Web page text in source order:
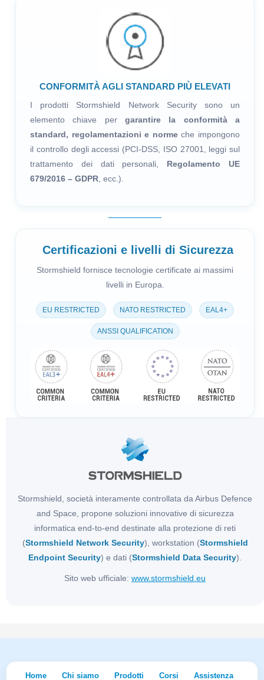
CONFORMITÀ AGLI STANDARD PIÙ ELEVATI
I prodotti Stormshield Network Security sono un
elemento chiave per garantire la conformità a
standard, regolamentazioni e normeche impongono
il controllo degli accessi (PCI-DSS, ISO 27001, leggi sul
trattamento dei dati personali, Regolamento UE
679/2016 – GDPR , ecc.).
Certificazioni e livelli di Sicurezza
Stormshield fornisce tecnologie certificate ai massimi
livelli in Europa.
EU RESTRICTED NATO RESTRICTED EAL4+
ANSSI QUALIFICATION
Stormshield, società interamente controllata da Airbus Defence
and Space, propone soluzioni innovative di sicurezza
informatica end-to-end destinate alla protezione di reti
(Stormshield Network Security), workstation (Stormshield
Endpoint Security) e dati (Stormshield Data Security).
Sito web ufficiale: www.stormshield.eu
Home Chi siamo Prodotti Corsi Assistenza